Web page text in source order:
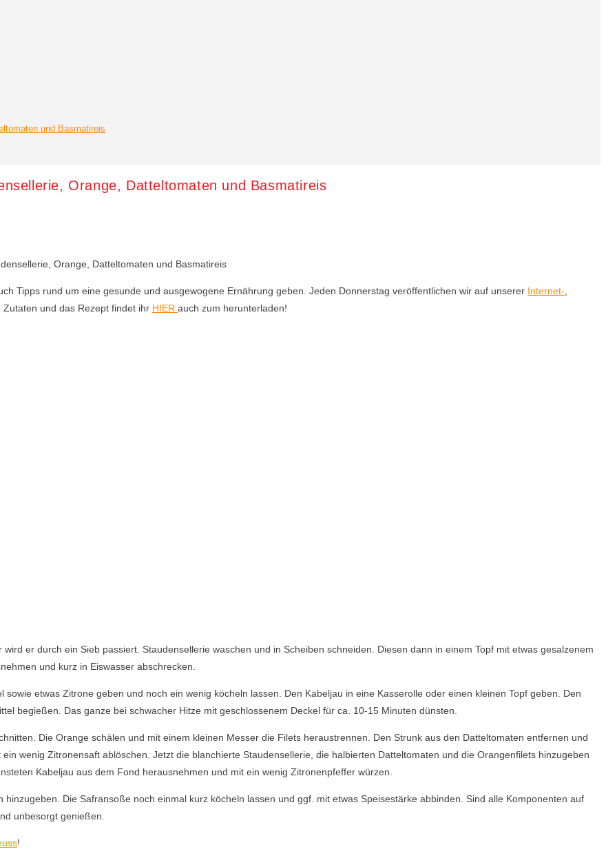
und Basmatireis
Orange, Datteltomaten und Basmatireis
Tipps rund um eine gesunde und ausgewogene Ernährung geben. Jeden Donnerstag veröffentlichen wir auf unserer Internet-
und das Rezept findet ihr HIER auch zum herunterladen!
er durch ein Sieb passiert. Staudensellerie waschen und in Scheiben schneiden. Diesen dann in einem Topf mit etwas gesalzenem
und kurz in Eiswasser abschrecken.
etwas Zitrone geben und noch ein wenig köcheln lassen. Den Kabeljau in eine Kasserolle oder einen kleinen Topf geben. Den
begießen. Das ganze bei schwacher Hitze mit geschlossenem Deckel für ca. 10-15 Minuten dünsten.
Die Orange schälen und mit einem kleinen Messer die Filets heraustrennen. Den Strunk aus den Datteltomaten entfernen und
wenig Zitronensaft ablöschen. Jetzt die blanchierte Staudensellerie, die halbierten Datteltomaten und die Orangenfilets hinzugeben
Kabeljau aus dem Fond herausnehmen und mit ein wenig Zitronenpfeffer würzen.
Die Safransoße noch einmal kurz köcheln lassen und ggf. mit etwas Speisestärke abbinden. Sind alle Komponenten auf
unbesorgt genießen.
!